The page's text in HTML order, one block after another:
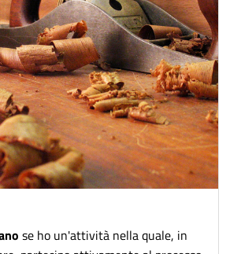
se ho un'attività nella quale, in